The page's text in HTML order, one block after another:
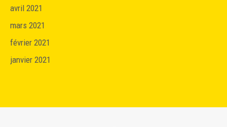
avril 2021
mars 2021
février 2021
janvier 2021